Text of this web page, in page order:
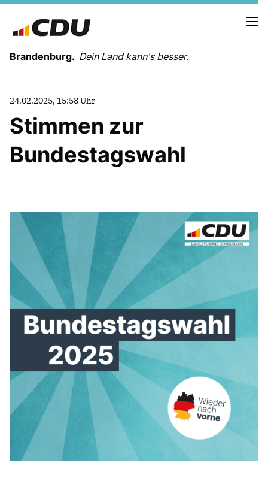
Brandenburg. Dein Land kann's besser.
LANDESVORSTAND
LANDESGESCHÄFTSSTELLE
LANDESFACHAUSSCHÜSSE
SATZUNG
PARTEIGESCHICHTE
PARTEIGERICHT
IM LANDTAG
IN DER LANDESREGIERUNG
IM BUNDESTAG
IM EUROPÄISCHEN PARLAMENT
NEWSLETTER ABONNIEREN
BILDER
PROGRAMME
WICHTIGE BESCHLÜSSE DER CDU BRANDENBURG
75 JAHRE CDU BRANDENBURG
PRESSE
24.02.2025, 15:58 Uhr
Stimmen zur
Bundestagswahl